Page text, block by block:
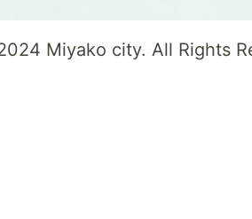
Miyako city. All Rights